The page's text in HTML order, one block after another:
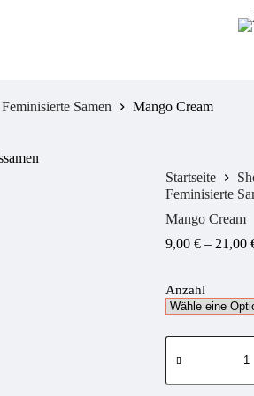
Feminisierte Samen Mango Cream
Startseite
Feminisierte
Mango Cream
9,00 € – 21,00
Anzahl
Mango
Cream